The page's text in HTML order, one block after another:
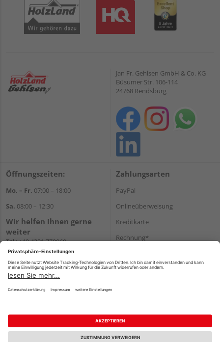
Jan Fr. Gehlsen GmbH & Co. KG
Büsumer Str. 106-114
24768 Rendsburg
Öffnungszeiten:
Mo. – Fr. 07:00 – 18:00
Sa. 08:00 – 12:30
Wir helfen Ihnen gerne
weiter
Tel.:+49 4331 770060
E-Mail:onlineshop@gehlsen.de
WhatsApp
Zahlungsarten
PayPal
Onlineüberweisung
Kreditkarte
Rechnung*
Versand
Impressum AGB Widerruf
Datenschutz
Reservierungsbedingungen
Vertrag widerrufen